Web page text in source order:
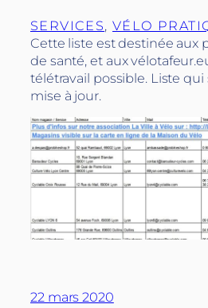
SERVICES, VÉLO
Cette liste est destinée aux
de santé, et aux
télétravail possible. Liste
mise à jour.
22 mars 2020